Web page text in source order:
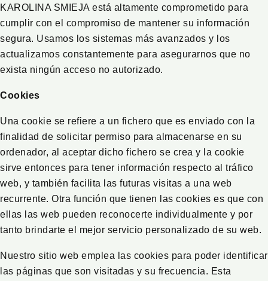
KAROLINA SMIEJA está altamente comprometido para
cumplir con el compromiso de mantener su información
segura. Usamos los sistemas más avanzados y los
actualizamos constantemente para asegurarnos que no
exista ningún acceso no autorizado.
Cookies
Una cookie se refiere a un fichero que es enviado con la
finalidad de solicitar permiso para almacenarse en su
ordenador, al aceptar dicho fichero se crea y la cookie
sirve entonces para tener información respecto al tráfico
web, y también facilita las futuras visitas a una web
recurrente. Otra función que tienen las cookies es que con
ellas las web pueden reconocerte individualmente y por
tanto brindarte el mejor servicio personalizado de su web.
Nuestro sitio web emplea las cookies para poder identificar
las páginas que son visitadas y su frecuencia. Esta